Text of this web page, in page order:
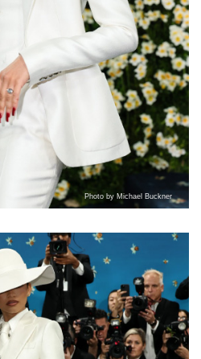
Photo by Michael Buckner